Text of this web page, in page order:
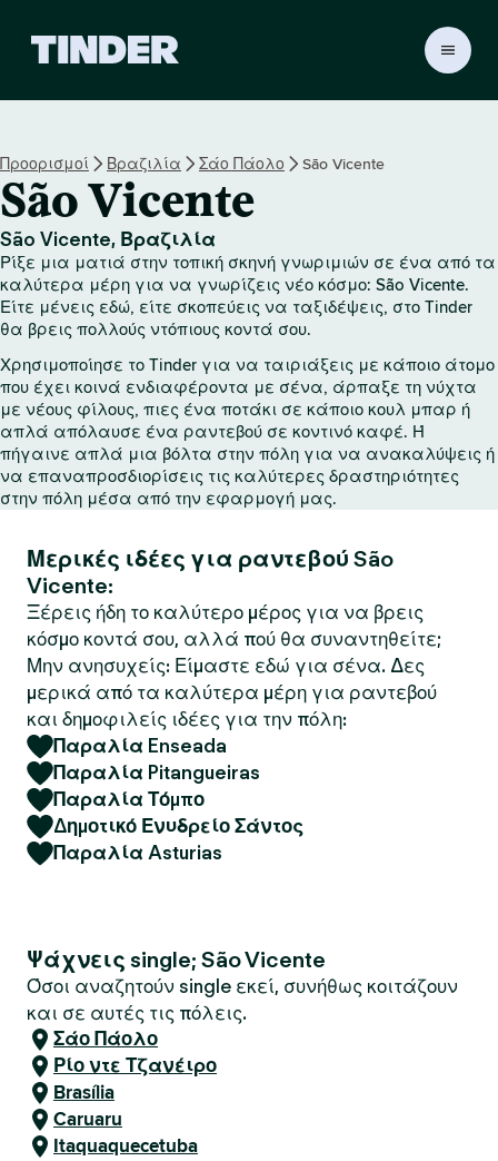
ή
σ
ε
λ
ί
δ
α
T
n
d
e
r
Προορισμοί Βραζιλία Σάο Πάολο São Vicente
São Vicente
São Vicente, Βραζιλία
Ρίξε μια ματιά στην τοπική σκηνή γνωριμιών σε ένα από τα
καλύτερα μέρη για να γνωρίζεις νέο κόσμο: São Vicente.
Είτε μένεις εδώ, είτε σκοπεύεις να ταξιδέψεις, στο Tinder
θα βρεις πολλούς ντόπιους κοντά σου.
Χρησιμοποίησε το Tinder για να ταιριάξεις με κάποιο άτομο
που έχει κοινά ενδιαφέροντα με σένα, άρπαξε τη νύχτα
με νέους φίλους, πιες ένα ποτάκι σε κάποιο κουλ μπαρ ή
απλά απόλαυσε ένα ραντεβού σε κοντινό καφέ. Ή
πήγαινε απλά μια βόλτα στην πόλη για να ανακαλύψεις ή
να επαναπροσδιορίσεις τις καλύτερες δραστηριότητες
στην πόλη μέσα από την εφαρμογή μας.
Μερικές ιδέες για ραντεβού São
Vicente:
Ξέρεις ήδη το καλύτερο μέρος για να βρεις
κόσμο κοντά σου, αλλά πού θα συναντηθείτε;
Μην ανησυχείς: Είμαστε εδώ για σένα. Δες
μερικά από τα καλύτερα μέρη για ραντεβού
και δημοφιλείς ιδέες για την πόλη:
Παραλία Enseada
Παραλία Pitangueiras
Παραλία Τόμπο
Δημοτικό Ενυδρείο Σάντος
Παραλία Asturias
Ψάχνεις single; São Vicente
Όσοι αναζητούν single εκεί, συνήθως κοιτάζουν
και σε αυτές τις πόλεις.
Σάο Πάολο
Ρίο ντε Τζανέιρο
Brasília
Caruaru
Itaquaquecetuba